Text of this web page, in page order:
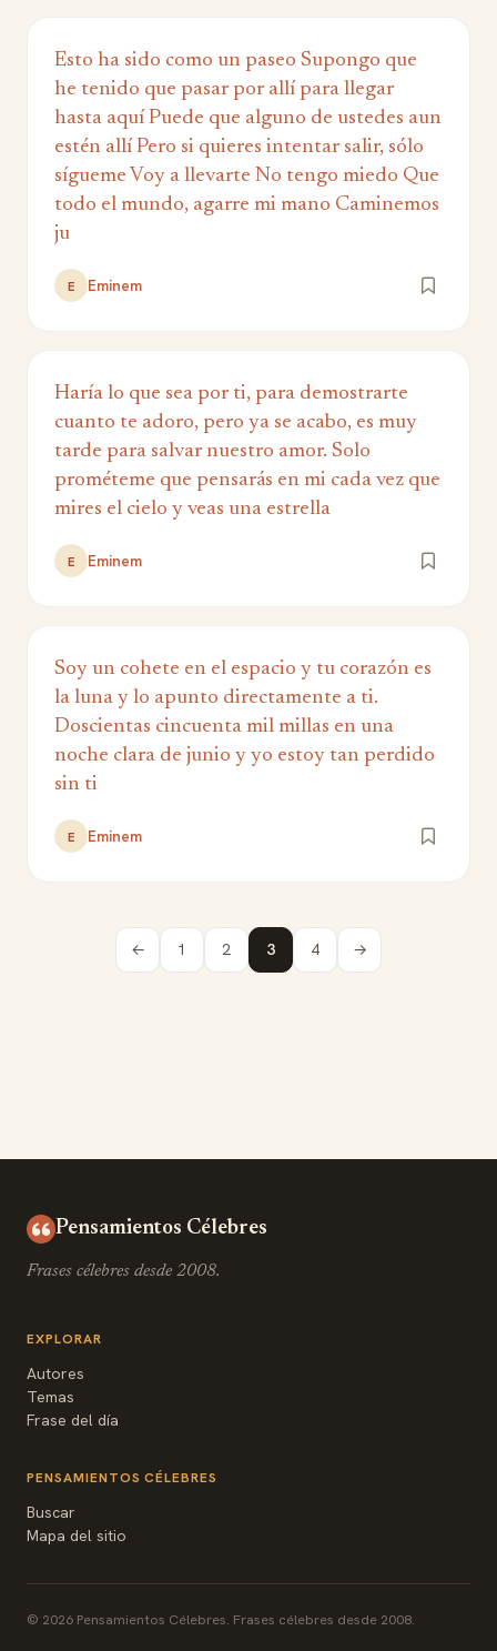
Esto ha sido como un paseo Supongo que
he tenido que pasar por allí para llegar
hasta aquí Puede que alguno de ustedes aun
estén allí Pero si quieres intentar salir, sólo
sígueme Voy a llevarte No tengo miedo Que
todo el mundo, agarre mi mano Caminemos
ju
E Eminem
Haría lo que sea por ti, para demostrarte
cuanto te adoro, pero ya se acabo, es muy
tarde para salvar nuestro amor. Solo
prométeme que pensarás en mi cada vez que
mires el cielo y veas una estrella
E Eminem
Soy un cohete en el espacio y tu corazón es
la luna y lo apunto directamente a ti.
Doscientas cincuenta mil millas en una
noche clara de junio y yo estoy tan perdido
sin ti
E Eminem
← 1 2 3 4 →
Pensamientos Célebres
Frases célebres desde 2008.
EXPLORAR
Autores
Temas
Frase del día
PENSAMIENTOS CÉLEBRES
Buscar
Mapa del sitio
© 2026 Pensamientos Célebres. Frases célebres desde 2008.